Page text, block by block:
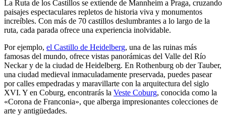
La Ruta de los Castillos se extiende de Mannheim a Praga, cruzando
paisajes espectaculares repletos de historia viva y monumentos
increíbles. Con más de 70 castillos deslumbrantes a lo largo de la
ruta, cada parada ofrece una experiencia inolvidable.
Por ejemplo, el Castillo de Heidelberg, una de las ruinas más
famosas del mundo, ofrece vistas panorámicas del Valle del Río
Neckar y de la ciudad de Heidelberg. En Rothenburg ob der Tauber,
una ciudad medieval inmaculadamente preservada, puedes pasear
por calles empedradas y maravillarte con la arquitectura del siglo
XVI. Y en Coburg, encontrarás la Veste Coburg, conocida como la
«Corona de Franconia», que alberga impresionantes colecciones de
arte y antigüedades.